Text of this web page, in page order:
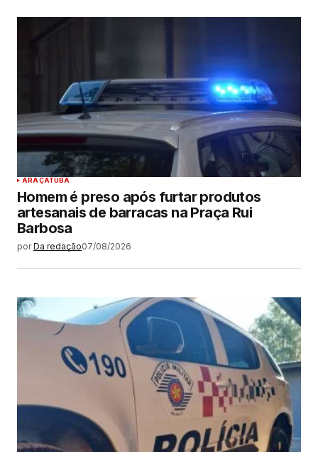
ARAÇATUBA
Homem é preso após furtar produtos
artesanais de barracas na Praça Rui
Barbosa
por Da redação07/08/2026